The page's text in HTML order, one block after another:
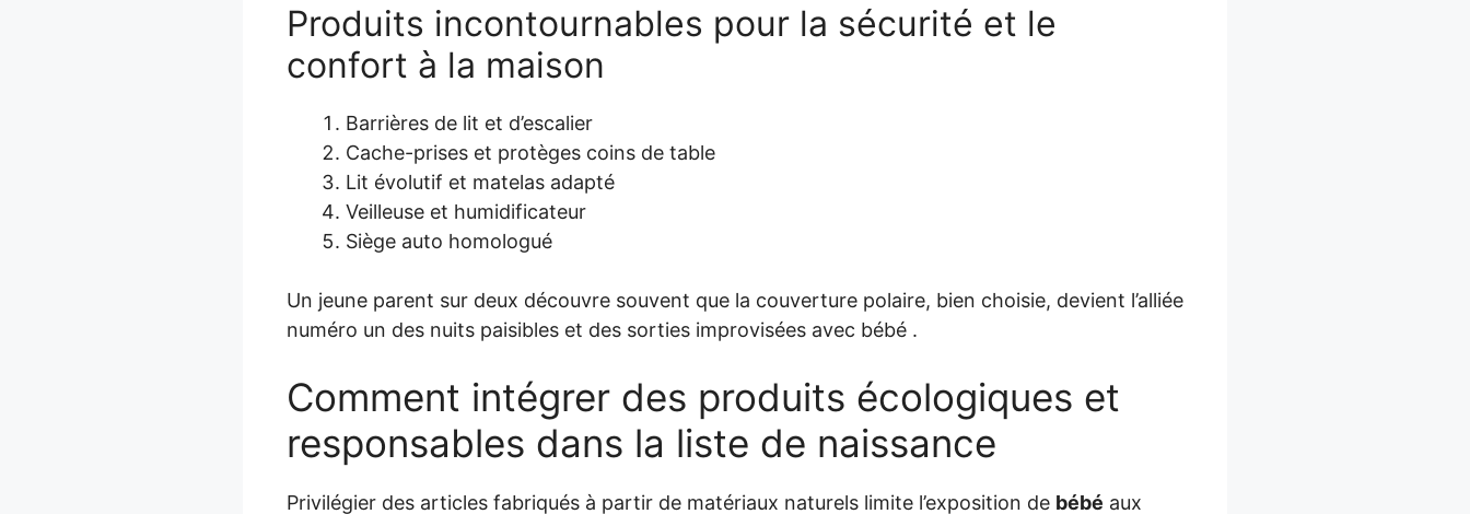
Produits incontournables pour la sécurité et le
confort à la maison
Barrières de lit et d’escalier
Cache-prises et protèges coins de table
Lit évolutif et matelas adapté
Veilleuse et humidificateur
Siège auto homologué
Un jeune parent sur deux découvre souvent que la couverture polaire, bien choisie, devient l’alliée
numéro un des nuits paisibles et des sorties improvisées avec bébé .
Comment intégrer des produits écologiques et
responsables dans la liste de naissance
Privilégier des articles fabriqués à partir de matériaux naturels limite l’exposition de bébé aux